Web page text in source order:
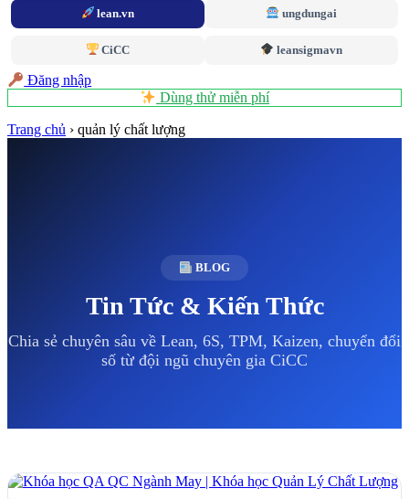
lean.vn ungdungai
CiCC leansigmavn
Đăng nhập
Dùng thử miễn phí
Trang chủ › quản lý chất lượng
BLOG
Tin Tức & Kiến Thức
Chia sẻ chuyên sâu về Lean, 6S, TPM, Kaizen, chuyển đổi
số từ đội ngũ chuyên gia CiCC